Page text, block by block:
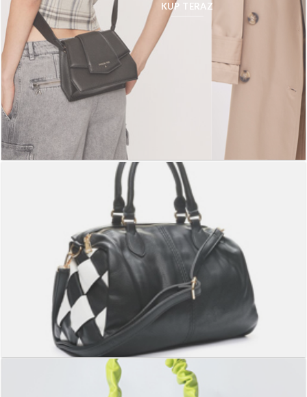
KUP TERAZ